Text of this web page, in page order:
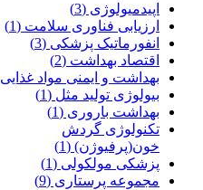
اپیدمیولوژی (3)
ارزیابی فناوری سلامت (1)
انفورماتیک پزشکی (3)
اقتصاد بهداشت (2)
بهداشت و ایمنی مواد غذایی
بیولوژی تولید مثل (1)
بهداشت باروری (1)
تکنولوژی گردش
خون(پرفیوژن) (1)
پزشکی مولکولی (1)
مجموعه پرستاری (9)